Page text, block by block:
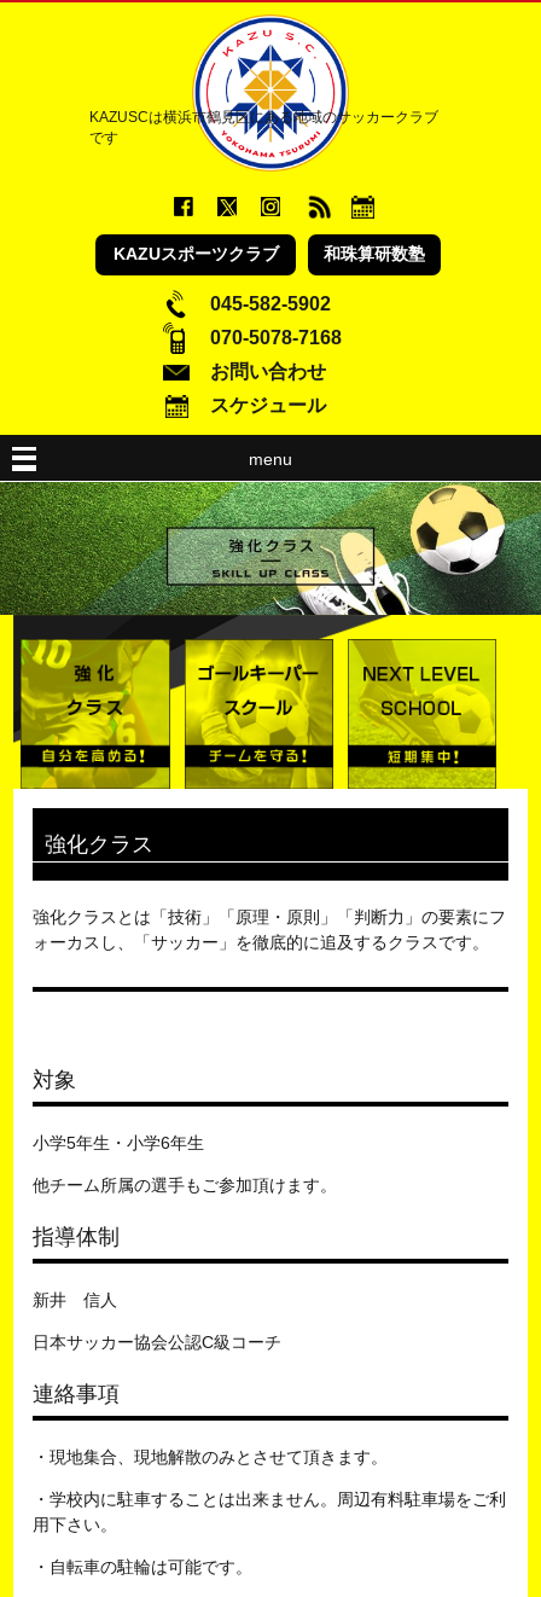
KAZUSCは横浜市鶴見区にある地域のサッカークラブ
です
KAZUスポーツクラブ 和珠算研数塾
045-582-5902
070-5078-7168
お問い合わせ
スケジュール
menu
強化クラス
強化クラスとは「技術」「原理・原則」「判断力」の要素にフ
ォーカスし、「サッカー」を徹底的に追及するクラスです。
対象
小学5年生・小学6年生
他チーム所属の選手もご参加頂けます。
指導体制
新井 信人
日本サッカー協会公認C級コーチ
連絡事項
・現地集合、現地解散のみとさせて頂きます。
・学校内に駐車することは出来ません。周辺有料駐車場をご利
用下さい。
・自転車の駐輪は可能です。